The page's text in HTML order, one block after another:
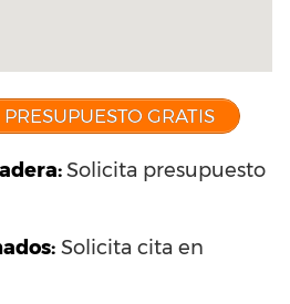
GRATIS
Solicita presupuesto
: Solicita cita en